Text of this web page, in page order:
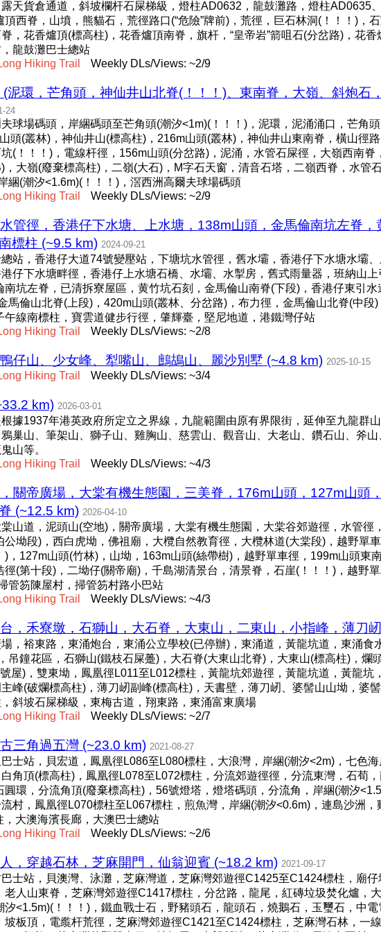
天貨倉通道，斜坡欄杆石屎梯級，燈柱AD0632，龍鼓灘路，燈柱AD0635
頂西脊，山墳，熊貓石，荒徑路口(“危險”牌前)，荒徑，巨石林洞(！！！)，
，花香爐頂(標高柱)，花香爐頂南脊，旗杆，“皇帝岩”箭咀石(分岔路)，花
龍鼓灘巴士總站
Hiking Trail Weekly DLs/Views: ~2/9
(泥環，芒角頭，神仙井山北脊(！！！)、東南脊，大嶺、斜炮石
24
球場碼頭，岸綑碼頭至芒角頭(潮汐<1m)(！！！)，泥環，泥涌涌口，芒角
頭(叢林)，神仙井山(標高柱)，216m山頭(叢林)，神仙井山東南脊，橫山徑
(！！！)，電線杆徑，156m山頭(分岔路)，泥涌，水管石屎徑，大嶺西南
，大嶺(廢棄標高柱)，二嶺(大石)，M字石天窗，清音石塔，二嶺西脊，水管
綑(潮汐<1.6m)(！！！)，滘西洲高爾夫球場碼頭
Hiking Trail Weekly DLs/Views: ~2/9
管徑，香港仔下水塘、上水塘，138m山頭，金馬倫南坑左脊
標柱 (~9.5 km) 2024-09-21
站，香港仔大道74號變壓站，下塘坑水管徑，舊水壩，香港仔下水塘水壩
仔下水塘畔徑，香港仔上水塘石橋、水壩、水掣房，舊式雨量器，班納山
南坑左脊，已清拆寮屋區，黄竹坑石刻，金馬倫山南脊(下段)，香港仔東引
馬倫山北脊(上段)，420m山頭(叢林、分岔路)，布力徑，金馬倫山北脊(中
午線南標柱，寶雲道健步行徑，肇輝臺，堅尼地道，港鐵灣仔站
Hiking Trail Weekly DLs/Views: ~2/8
仔山、少女峰、犁嘴山、鷓鴣山、麗沙別墅 (~4.8 km) 2025-10-15
Hiking Trail Weekly DLs/Views: ~3/4
km) 2026-03-01
據1937年港英政府所定立之界線，九龍範圍由原有界限街，延伸至九龍群
巢山、筆架山、獅子山、雞胸山、慈雲山、觀音山、大老山、鑽石山、斧
山等。
Hiking Trail Weekly DLs/Views: ~4/3
關帝廣場，大棠有機生態園，三美脊，176m山頭，127m山頭
(~12.5 km) 2026-04-10
山道，泥頭山(空地)，關帝廣場，大棠有機生態園，大棠谷郊遊徑，水管徑
公坳段)，西白虎坳，佛祖廟，大欖自然教育徑，大欖林道(大棠段)，越野單
)，127m山頭(竹林)，山坳，163m山頭(絲帶樹)，越野單車徑，199m山頭東
徑(第十段)，二坳仔(關帝廟)，千島湖清景台，清景脊，石崖(！！！)，越野
管笏陳屋村，掃管笏村路小巴站
Hiking Trail Weekly DLs/Views: ~4/3
，禾寮墩，石獅山，大石脊，大東山，二東山，小指峰，薄刀
，裕東路，東涌炮台，東涌公立學校(已停辦)，東涌道，黃龍坑道，東涌食
吊鐘花區，石獅山(鐵枝石屎躉)，大石脊(大東山北脊)，大東山(標高柱)，爛
屋)，雙東坳，鳳凰徑L011至L012標柱，黃龍坑郊遊徑，黃龍坑道，黃龍
峰(破爛標高柱)，薄刀屻副峰(標高柱)，天書壁，薄刀屻、婆髻山山坳，婆
斜坡石屎梯級，東梅古道，翔東路，東涌富東廣場
Hiking Trail Weekly DLs/Views: ~2/7
三角過五灣 (~23.0 km) 2021-08-27
士站，貝宏道，鳳凰徑L086至L080標柱，大浪灣，岸綑(潮汐<2m)，七色
角頂(標高柱)，鳳凰徑L078至L072標柱，分流郊遊徑徑，分流東灣，石荀
圓環，分流角頂(廢棄標高柱)，56號燈塔，燈塔碼頭，分流角，岸綑(潮汐
村，鳳凰徑L070標柱至L067標柱，煎魚灣，岸綑(潮汐<0.6m)，連島沙洲
，大澳海濱長廊，大澳巴士總站
Hiking Trail Weekly DLs/Views: ~2/6
，穿越石林，芝麻開門，仙翁迎賓 (~18.2 km) 2021-09-17
巴士站，貝澳灣、泳灘，芝麻灣道，芝麻灣郊遊徑C1425至C1424標柱，廟
老人山東脊，芝麻灣郊遊徑C1417標柱，分岔路，龍尾，紅磚垃圾焚化爐，
汐<1.5m)(！！！)，鐵血戰士石，野豬頭石，龍頭石，燒鵝石，玉璽石，中
坡板頂，電䌫杆荒徑，芝麻灣郊遊徑C1421至C1424標柱，芝麻灣石林，一